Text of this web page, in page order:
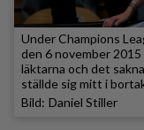
Under Champions
den 6 november
läktarna och det
ställde sig mitt i
Daniel Stiller